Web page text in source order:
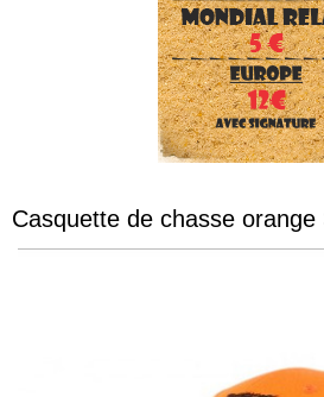
Casquette de chasse orange